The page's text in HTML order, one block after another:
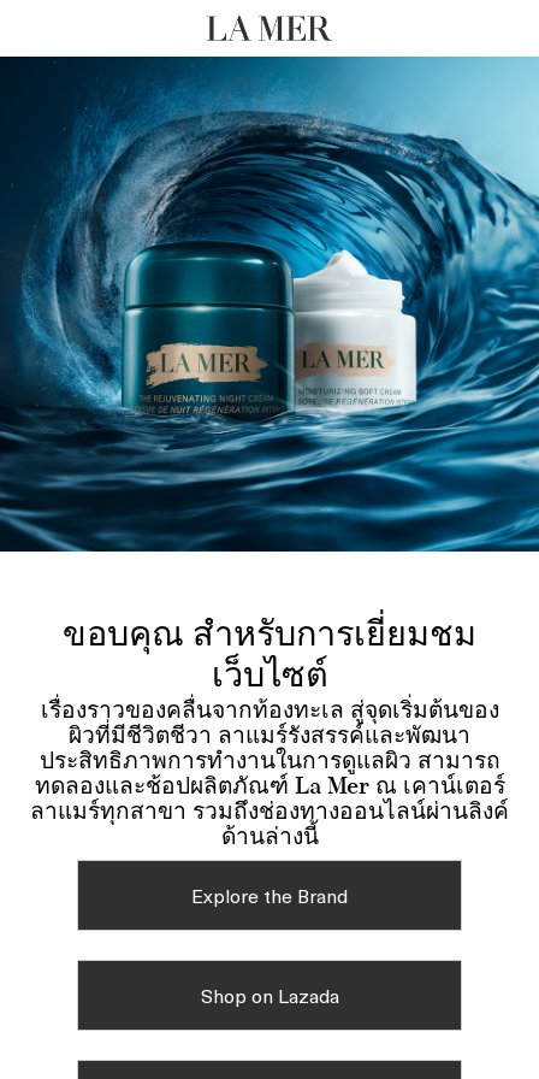
ขอบคุณ สำหรับการเยี่ยมชม
เว็บไซต์
เรื่องราวของคลื่นจากท้องทะเล สู่จุดเริ่มต้นของ
ผิวที่มีชีวิตชีวา ลาแมร์รังสรรค์และพัฒนา
ประสิทธิภาพการทำงานในการดูแลผิว สามารถ
ทดลองและช้อปผลิตภัณฑ์ La Mer ณ เคาน์เตอร์
ลาแมร์ทุกสาขา รวมถึงช่องทางออนไลน์ผ่านลิงค์
ด้านล่างนี้
Explore the Brand
Shop on Lazada